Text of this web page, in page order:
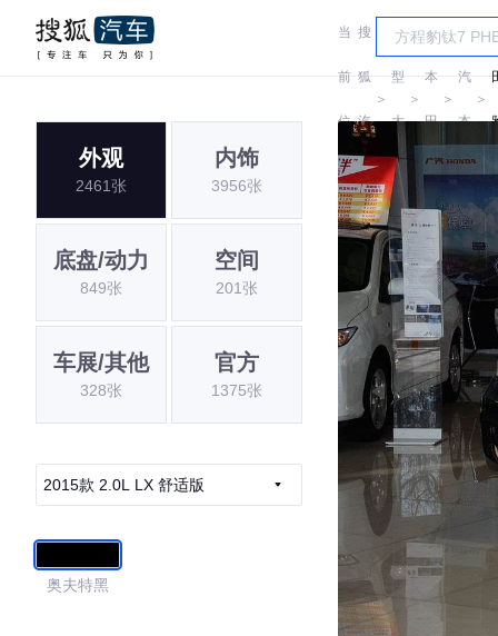
当
前
位
置:
搜
狐
汽
车
＞
车
型
大
全
＞
本
田
＞
广
汽
本
田
＞
外观
2461张
内饰
3956张
底盘/动力
849张
空间
201张
车展/其他
328张
官方
1375张
2015款 2.0L LX 舒适版
奥夫特黑